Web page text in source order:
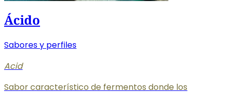
Ácido
Sabores y perfiles
Acid
Sabor característico de fermentos donde los